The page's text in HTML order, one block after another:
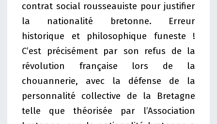
contrat social rousseauiste pour justifier
la nationalité bretonne. Erreur
historique et philosophique funeste !
C’est précisément par son refus de la
révolution française lors de la
chouannerie, avec la défense de la
personnalité collective de la Bretagne
telle que théorisée par l’Association